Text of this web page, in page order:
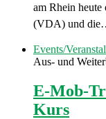
am Rhein
(VDA) und
Events/
Aus- und
E-Mob-
Kurs